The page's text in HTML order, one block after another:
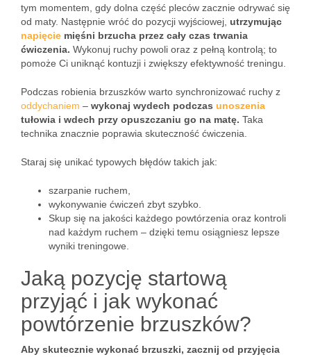
tym momentem, gdy dolna część pleców zacznie odrywać się
od maty. Następnie wróć do pozycji wyjściowej, utrzymując
napięcie mięśni brzucha przez cały czas trwania
ćwiczenia. Wykonuj ruchy powoli oraz z pełną kontrolą; to
pomoże Ci uniknąć kontuzji i zwiększy efektywność treningu.
Podczas robienia brzuszków warto synchronizować ruchy z
oddychaniem – wykonaj wydech podczas unoszenia
tułowia i wdech przy opuszczaniu go na matę. Taka
technika znacznie poprawia skuteczność ćwiczenia.
Staraj się unikać typowych błędów takich jak:
szarpanie ruchem,
wykonywanie ćwiczeń zbyt szybko.
Skup się na jakości każdego powtórzenia oraz kontroli
nad każdym ruchem – dzięki temu osiągniesz lepsze
wyniki treningowe.
Jaką pozycję startową
przyjąć i jak wykonać
powtórzenie brzuszków?
Aby skutecznie wykonać brzuszki, zacznij od przyjęcia